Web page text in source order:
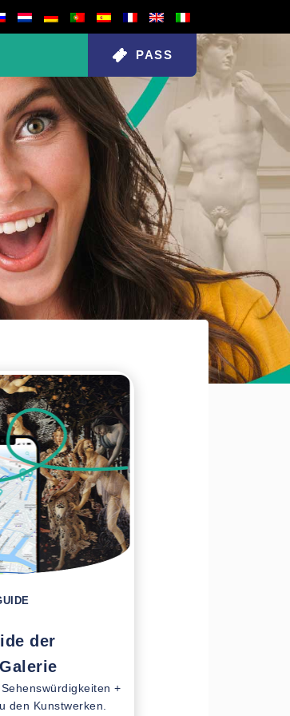
PASS
der
+
den Kunstwerken.